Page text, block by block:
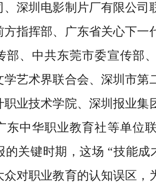
、深圳电影制片厂有限公司
方指挥部、广东省关心下一
部、中共东莞市委宣传部
学艺术界联合会、深圳市第
职业技术学院、深圳报业集
东中华职业教育社等单位
的关键时期，这场 “技能成
众对职业教育的认知误区，